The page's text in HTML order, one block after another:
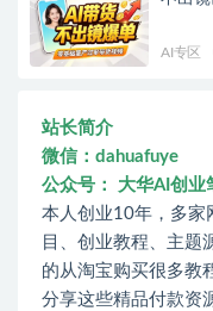
AI专区
站长简介
微信：dahuafuye
公众号： 大华AI创业
本人创业10年，多家
目、创业教程、主题
的从淘宝购买很多教
分享这些精品付款资